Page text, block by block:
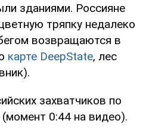
зданиями. Россияне
тряпку недалеко
возвращаются в
карте DeepState, лес
захватчиков по
(момент 0:44 на видео).